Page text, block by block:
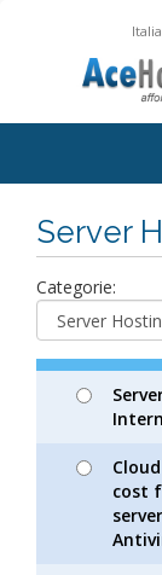
Server
Categorie:
cost